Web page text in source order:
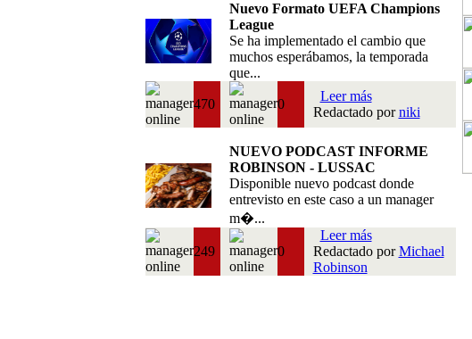
Nuevo Formato UEFA Champions
League
Se ha implementado el cambio que
muchos esperábamos, la temporada
que...
470 0
Leer más
Redactado porniki
NUEVO PODCAST INFORME
ROBINSON - LUSSAC
Disponible nuevo podcast donde
entrevisto en este caso a un manager
m�...
249 0
Leer más
Redactado porMichael
Robinson